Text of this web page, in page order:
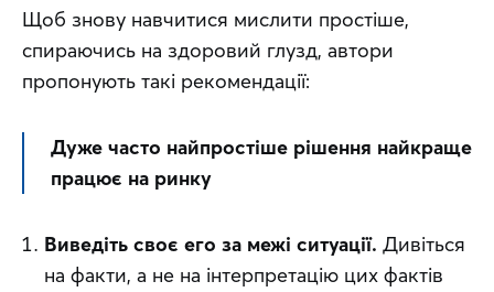
Щоб знову навчитися мислити простіше,
спираючись на здоровий глузд, автори
пропонують такі рекомендації:
Дуже часто найпростіше рішення найкраще
працює на ринку
Виведіть своє его за межі ситуації. Дивіться
на факти, а не на інтерпретацію цих фактів